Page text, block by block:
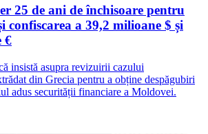
25 de ani de închisoare pentru
confiscarea a 39,2 milioane $ și
€
insistă asupra revizuirii cazului
din Grecia pentru a obține despăgubiri
adus securității financiare a Moldovei.